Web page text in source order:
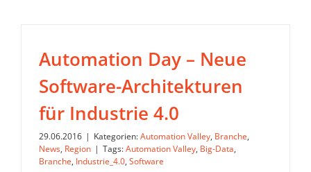
Automation Day – Neue
Software-Architekturen
für Industrie 4.0
29.06.2016 | Kategorien:Automation Valley, Branche,
News, Region | Tags:Automation Valley, Big-Data,
Branche, Industrie_4.0, Software